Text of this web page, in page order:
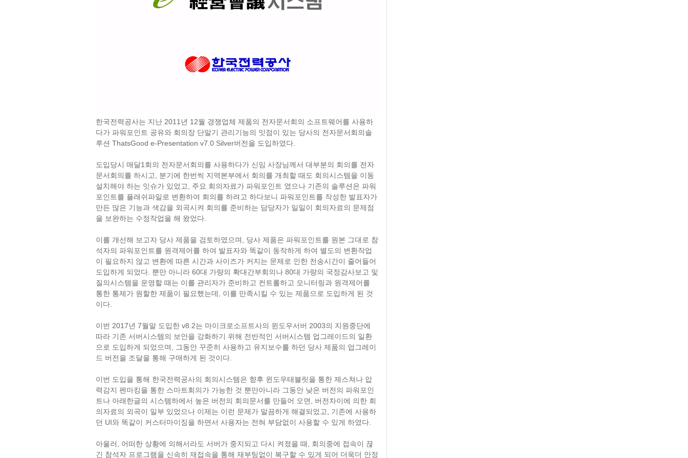
한국전력공사는 지난 2011년 12월 경쟁업체 제품의 전자문서회의 소프트웨어를 사용하
다가 파워포인트 공유와 회의장 단말기 관리기능의 잇점이 있는 당사의 전자문서회의솔
루션 ThatsGood e-Presentation v7.0 Silver버전을 도입하였다.
도입당시 매달1회의 전자문서회의를 사용하다가 신임 사장님께서 대부분의 회의를 전자
문서회의를 하시고, 분기에 한번씩 지역본부에서 회의를 개최할 때도 회의시스템을 이동
설치해야 하는 잇슈가 있었고, 주요 회의자료가 파워포인트 였으나 기존의 솔루션은 파워
포인트를 플래쉬파일로 변환하여 회의를 하려고 하다보니 파워포인트를 작성한 발표자가
만든 많은 기능과 색감을 외곡시켜 회의를 준비하는 담당자가 일일이 회의자료의 문제점
을 보완하는 수정작업을 해 왔었다.
이를 개선해 보고자 당사 제품을 검토하였으며, 당사 제품은 파워포인트를 원본 그대로 참
석자의 파워포인트를 원격제어를 하여 발표자와 똑같이 동작하게 하여 별도의 변환작업
이 필요하지 않고 변환에 따른 시간과 사이즈가 커지는 문제로 인한 전송시간이 줄어들어
도입하게 되었다. 뿐만 아니라 60대 가량의 확대간부회의나 80대 가량의 국정감사보고 및
질의시스템을 운영할 때는 이를 관리자가 준비하고 컨트롤하고 모니터링과 원격제어를
통한 통제가 원할한 제품이 필요했는데, 이를 만족시킬 수 있는 제품으로 도입하게 된 것
이다.
이번 2017년 7월말 도입한 v8.2는 마이크로소프트사의 윈도우서버 2003의 지원중단에
따라 기존 서버시스템의 보안을 강화하기 위해 전반적인 서버시스템 업그레이드의 일환
으로 도입하게 되었으며, 그동안 꾸준히 사용하고 유지보수를 하던 당사 제품의 업그레이
드 버전을 조달을 통해 구매하게 된 것이다.
이번 도입을 통해 한국전력공사의 회의시스템은 향후 윈도우태블릿을 통한 제스쳐나 압
력감지 펜마킹을 통한 스마트회의가 가능한 것 뿐만아니라 그동안 낮은 버전의 파워포인
트나 아래한글의 시스템하에서 높은 버전의 회의문서를 만들어 오면, 버전차이에 의한 회
의자료의 외곡이 일부 있었으나 이제는 이런 문제가 말끔하게 해결되었고, 기존에 사용하
던 UI와 똑같이 커스터마이징을 하면서 사용자는 전혀 부담없이 사용할 수 있게 하였다.
아울러, 어떠한 상황에 의해서라도 서버가 중지되고 다시 켜졌을 때, 회의중에 접속이 끊
긴 참석자 프로그램을 신속히 재접속을 통해 재부팅없이 복구할 수 있게 되어 더욱더 안정